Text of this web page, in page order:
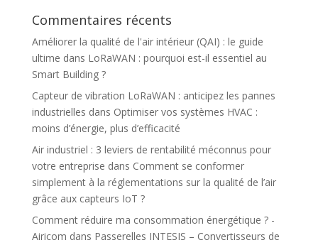
Commentaires récents
Améliorer la qualité de l'air intérieur (QAI) : le guide
ultime dans LoRaWAN : pourquoi est-il essentiel au
Smart Building ?
Capteur de vibration LoRaWAN : anticipez les pannes
industrielles dans Optimiser vos systèmes HVAC :
moins d’énergie, plus d’efficacité
Air industriel : 3 leviers de rentabilité méconnus pour
votre entreprise dans Comment se conformer
simplement à la réglementations sur la qualité de l’air
grâce aux capteurs IoT ?
Comment réduire ma consommation énergétique ? -
Airicom dans Passerelles INTESIS – Convertisseurs de